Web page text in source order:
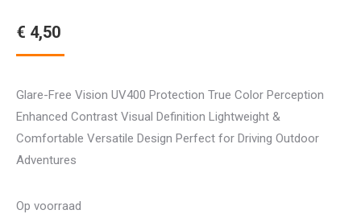
€ 4,50
Glare-Free Vision UV400 Protection True Color Perception
Enhanced Contrast Visual Definition Lightweight &
Comfortable Versatile Design Perfect for Driving Outdoor
Adventures
Op voorraad